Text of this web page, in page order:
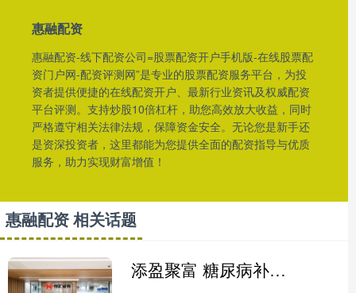
惠融配资
惠融配资-线下配资公司=股票配资开户手机版-在线股票配
资门户网-配资评测网”是专业的股票配资服务平台，为投
资者提供便捷的在线配资开户、最新行业资讯及权威配资
平台评测。支持炒股10倍杠杆，助您高效放大收益，同时
严格遵守相关法律法规，保障资金安全。无论您是新手还
是资深投资者，这里都能为您提供全面的配资指导与优质
服务，助力实现财富增值！
惠融配资 相关话题
添盈聚富 糖尿病补充2种维生素，病情会慢慢好